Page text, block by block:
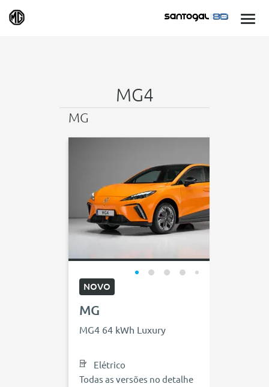
MG4
MG
NOVO
MG
MG4 64 kWh Luxury
Elétrico
Todas as versões no detalhe